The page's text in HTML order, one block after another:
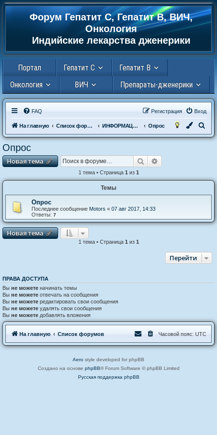
РегистрацияФорум Гепатит С, Гепатит В, ВИЧ,
Онкология
Индийские лекарства дженерики
Портал Гепатит С
Гепатит В
Онкология
ВИЧ Препараты-дженерики
FAQ Вход
Регистрация
На главную Список форумов ИНФОРМАЦИОННЫЙ РАЗДЕЛ Опрос
о
Опрос
Новая тема
Новаятема Поиск
1 тема • Страница 1 из 1
Темы
Опрос
Последнее сообщение Motors « 07 авг 2017, 14:33
Ответы: 7
Новая тема
Новаятема
1 тема • Страница 1 из 1
Перейти
ПРАВА ДОСТУПА
Вы не можете начинать темы
Вы не можете отвечать на сообщения
Вы не можете редактировать свои сообщения
Вы не можете удалять свои сообщения
Вы не можете добавлять вложения
На главную Список форумов Часовой пояс: UTC
Aero style developed for phpBB
Создано на основе phpBB® Forum Software © phpBB Limited
Русская поддержка phpBB